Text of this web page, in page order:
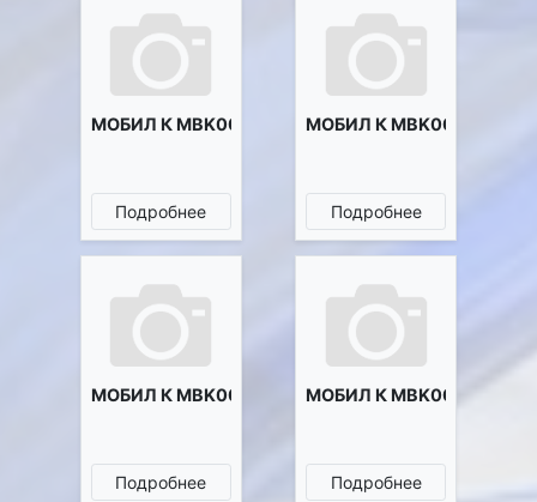
МОБИЛ К MBK0003191
Подробнее
МОБИЛ К MBK0003192
Подробнее
МОБИЛ К MBK0003648
Подробнее
МОБИЛ К MBK0011278
Подробнее